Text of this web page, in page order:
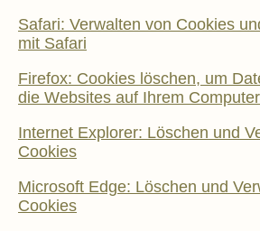
Safari: Verwalten von Cookies
mit Safari
Firefox: Cookies löschen, um
die Websites auf Ihrem
Internet Explorer: Löschen und
Cookies
Microsoft Edge: Löschen und
Cookies